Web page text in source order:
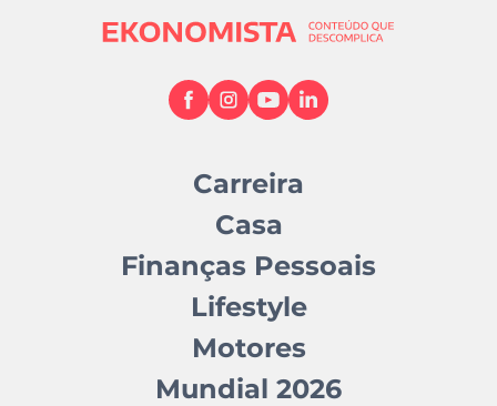
Carreira
Casa
Finanças Pessoais
Lifestyle
Motores
Mundial 2026